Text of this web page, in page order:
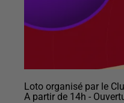
Loto organisé par le
A partir de 14h -